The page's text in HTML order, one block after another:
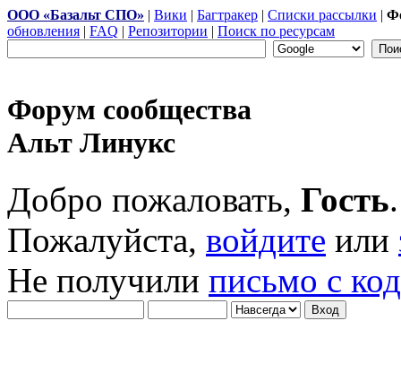
ООО «Базальт СПО» | Вики | Багтракер | Списки рассылки |
обновления | FAQ | Репозитории | Поиск по ресурсам
Форум сообщества
Альт Линукс
Добро пожаловать, Гость.
Пожалуйста, войдите или
Не получили письмо с